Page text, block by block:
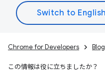
Chrome for Developers Blog
この情報は役に立ちましたか？